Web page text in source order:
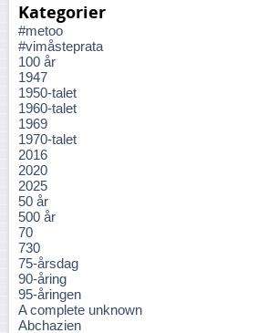
Kategorier
#metoo
#vimåsteprata
100 år
1947
1950-talet
1960-talet
1969
1970-talet
2016
2020
2025
50 år
500 år
70
730
75-årsdag
90-åring
95-åringen
A complete unknown
Abchazien